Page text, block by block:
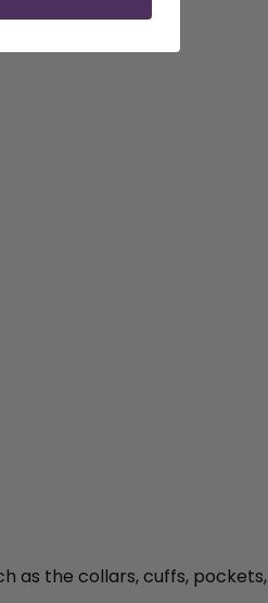
as the collars, cuffs, pockets,